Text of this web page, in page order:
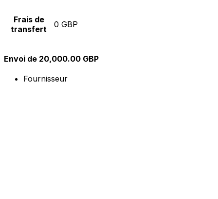
Frais de
transfert
0 GBP
Envoi de 20,000.00 GBP
Fournisseur